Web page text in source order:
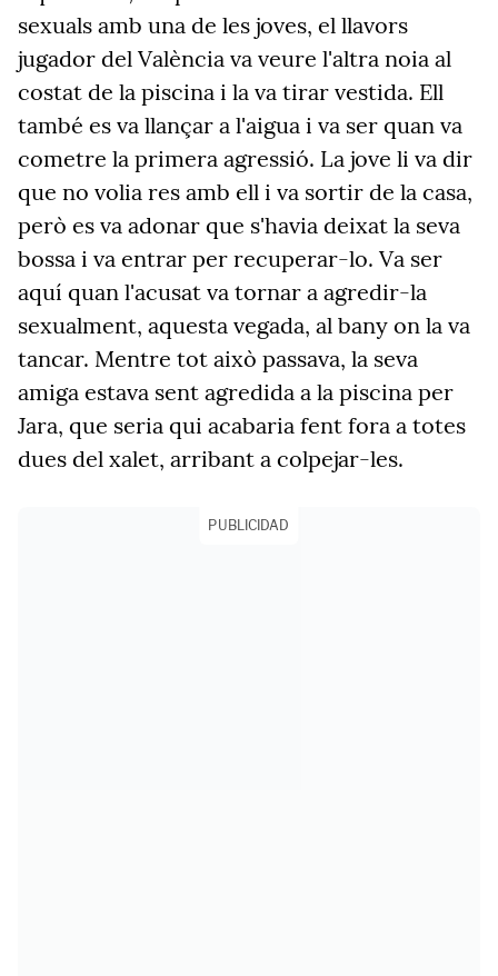
sexuals amb una de les joves, el llavors
jugador del València va veure l'altra noia al
costat de la piscina i la va tirar vestida. Ell
també es va llançar a l'aigua i va ser quan va
cometre la primera agressió. La jove li va dir
que no volia res amb ell i va sortir de la casa,
però es va adonar que s'havia deixat la seva
bossa i va entrar per recuperar-lo. Va ser
aquí quan l'acusat va tornar a agredir-la
sexualment, aquesta vegada, al bany on la va
tancar. Mentre tot això passava, la seva
amiga estava sent agredida a la piscina per
Jara, que seria qui acabaria fent fora a totes
dues del xalet, arribant a colpejar-les.
PUBLICIDAD